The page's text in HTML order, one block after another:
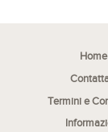
Home
Termini e